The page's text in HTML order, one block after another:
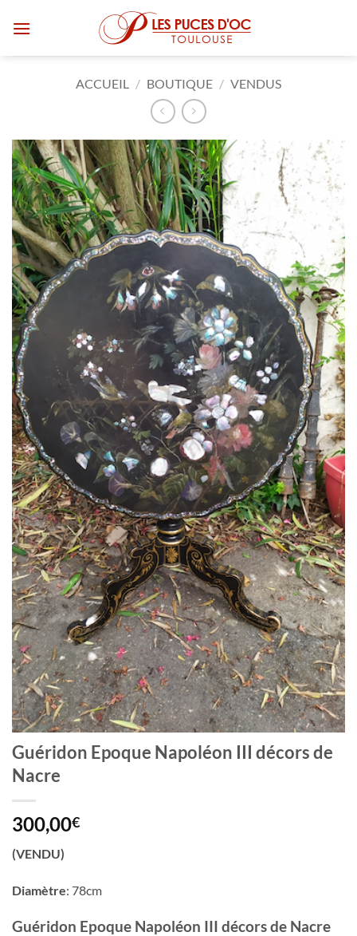
ACCUEIL / BOUTIQUE / VENDUS
Guéridon Epoque Napoléon III décors de
Nacre
300,00€
(VENDU)
Diamètre: 78cm
Guéridon Epoque Napoléon III décors de Nacre